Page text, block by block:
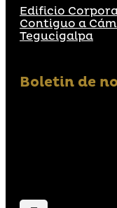
Edificio
Contiguo a
Tegucigalpa
Boletin de